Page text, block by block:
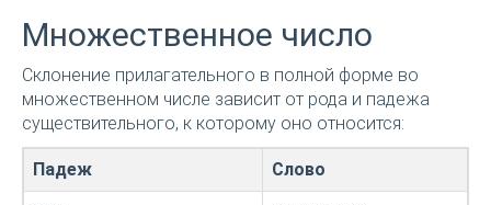
Множественное число
Склонение прилагательного в полной форме во
множественном числе зависит от рода и падежа
существительного, к которому оно относится:
Падеж Слово